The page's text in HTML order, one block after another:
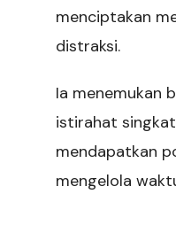
menciptakan
distraksi.
Ia menemukan
istirahat
mendapatkan
mengelola